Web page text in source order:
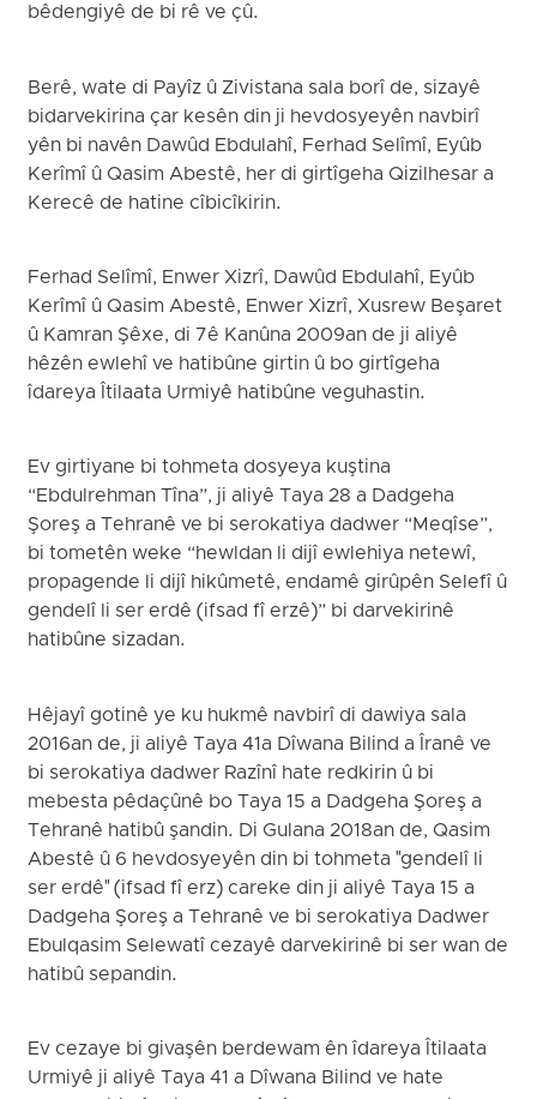
bêdengiyê de bi rê ve çû.
Berê, wate di Payîz û Zivistana sala borî de, sizayê
bidarvekirina çar kesên din ji hevdosyeyên navbirî
yên bi navên Dawûd Ebdulahî, Ferhad Selîmî, Eyûb
Kerîmî û Qasim Abestê, her di girtîgeha Qizilhesar a
Kerecê de hatine cîbicîkirin.
Ferhad Selîmî, Enwer Xizrî, Dawûd Ebdulahî, Eyûb
Kerîmî û Qasim Abestê, Enwer Xizrî, Xusrew Beşaret
û Kamran Şêxe, di 7ê Kanûna 2009an de ji aliyê
hêzên ewlehî ve hatibûne girtin û bo girtîgeha
îdareya Îtilaata Urmiyê hatibûne veguhastin.
Ev girtiyane bi tohmeta dosyeya kuştina
“Ebdulrehman Tîna”, ji aliyê Taya 28 a Dadgeha
Şoreş a Tehranê ve bi serokatiya dadwer “Meqîse”,
bi tometên weke “hewldan li dijî ewlehiya netewî,
propagende li dijî hikûmetê, endamê girûpên Selefî û
gendelî li ser erdê (ifsad fî erzê)” bi darvekirinê
hatibûne sizadan.
Hêjayî gotinê ye ku hukmê navbirî di dawiya sala
2016an de, ji aliyê Taya 41a Dîwana Bilind a Îranê ve
bi serokatiya dadwer Razînî hate redkirin û bi
mebesta pêdaçûnê bo Taya 15 a Dadgeha Şoreş a
Tehranê hatibû şandin. Di Gulana 2018an de, Qasim
Abestê û 6 hevdosyeyên din bi tohmeta "gendelî li
ser erdê" (ifsad fî erz) careke din ji aliyê Taya 15 a
Dadgeha Şoreş a Tehranê ve bi serokatiya Dadwer
Ebulqasim Selewatî cezayê darvekirinê bi ser wan de
hatibû sepandin.
Ev cezaye bi givaşên berdewam ên îdareya Îtilaata
Urmiyê ji aliyê Taya 41 a Dîwana Bilind ve hate